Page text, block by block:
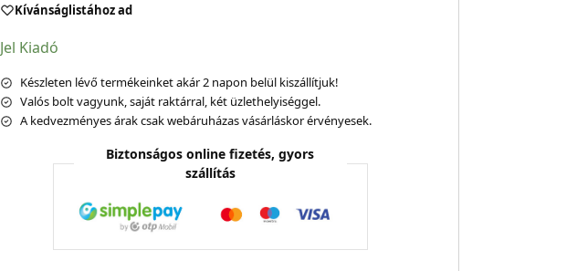
Kívánságlistához ad
Jel Kiadó
Készleten lévő termékeinket akár 2 napon belül kiszállítjuk!
Valós bolt vagyunk, saját raktárral, két üzlethelyiséggel.
A kedvezményes árak csak webáruházas vásárláskor érvényesek.
Biztonságos online fizetés, gyors
szállítás